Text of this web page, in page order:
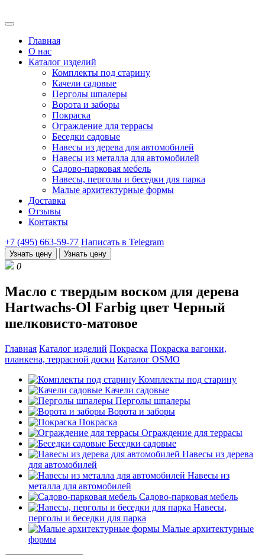
Главная
О нас
Каталог изделий
Комплекты под старину
Качели садовые
Перголы шпалеры
Ворота и заборы
Покраска
Ограждение для террасы
Беседки садовые
Навесы из дерева для автомобилей
Навесы из металла для автомобилей
Садово-парковая мебель
Навесы, перголы и беседки для парка
Малые архитектурные формы
Доставка
Отзывы
Контакты
+7 (495) 663-59-77 Написать в Telegram
Узнать цену Узнать цену
0
Масло с твердым воском для дерева
Hartwachs-Ol Farbig цвет Черный
шелковисто-матовое
Главная Каталог изделий Покраска Покраска вагонки,
планкена, террасной доски Каталог OSMO
Комплекты под старину
Качели садовые
Перголы шпалеры
Ворота и заборы
Покраска
Ограждение для террасы
Беседки садовые
Навесы из дерева
для автомобилей
Навесы из
металла для автомобилей
Садово-парковая мебель
Навесы,
перголы и беседки для парка
Малые архитектурные
формы